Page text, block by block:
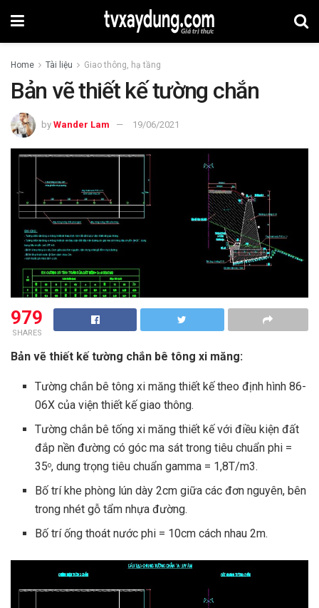
Home Tài liệu Giao thông, hạ tầng
Bản vẽ thiết kế tường chắn
by Wander Lam 19/06/2021
979
SHARES
Bản vẽ thiết kế tường chắn bê tông xi măng:
Tường chắn bê tông xi măng thiết kế theo định hình 86-
06X của viện thiết kế giao thông.
Tường chắn bê tống xi măng thiết kế với điều kiện đất
đắp nền đường có góc ma sát trong tiêu chuẩn phi =
35o, dung trọng tiêu chuẩn gamma = 1,8T/m3.
Bố trí khe phòng lún dày 2cm giữa các đơn nguyên, bên
trong nhét gỗ tẩm nhựa đường.
Bố trí ống thoát nước phi = 10cm cách nhau 2m.